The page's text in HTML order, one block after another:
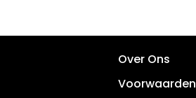
Over Ons
Voorwaarden